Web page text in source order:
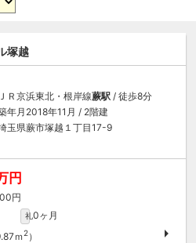
塚越
ＪＲ京浜東北・根岸線蕨駅 / 徒歩8分
年月2018年11月 / 2階建
玉県蕨市塚越１丁目17-9
円
円
礼0ヶ月
ｍ 2）